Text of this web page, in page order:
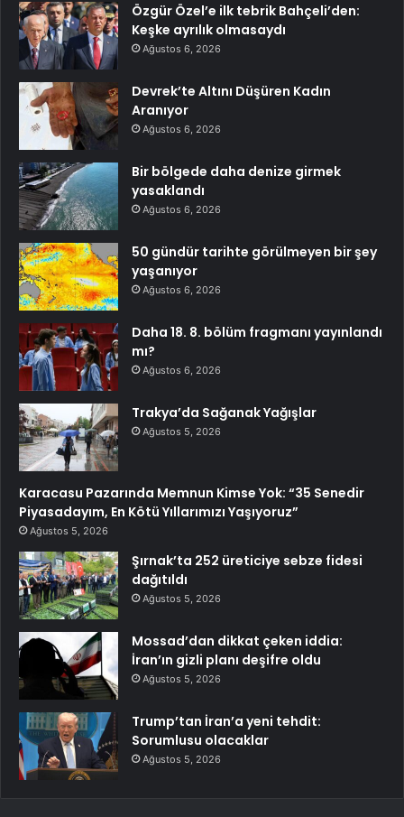
Özgür Özel’e ilk tebrik Bahçeli’den:
Keşke ayrılık olmasaydı
Ağustos 6, 2026
Devrek’te Altını Düşüren Kadın
Aranıyor
Ağustos 6, 2026
Bir bölgede daha denize girmek
yasaklandı
Ağustos 6, 2026
50 gündür tarihte görülmeyen bir şey
yaşanıyor
Ağustos 6, 2026
Daha 18. 8. bölüm fragmanı yayınlandı
mı?
Ağustos 6, 2026
Trakya’da Sağanak Yağışlar
Ağustos 5, 2026
Karacasu Pazarında Memnun Kimse Yok: “35 Senedir
Piyasadayım, En Kötü Yıllarımızı Yaşıyoruz”
Ağustos 5, 2026
Şırnak’ta 252 üreticiye sebze fidesi
dağıtıldı
Ağustos 5, 2026
Mossad’dan dikkat çeken iddia:
İran’ın gizli planı deşifre oldu
Ağustos 5, 2026
Trump’tan İran’a yeni tehdit:
Sorumlusu olacaklar
Ağustos 5, 2026